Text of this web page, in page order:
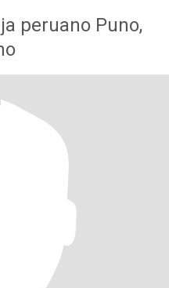
peruano Puno,